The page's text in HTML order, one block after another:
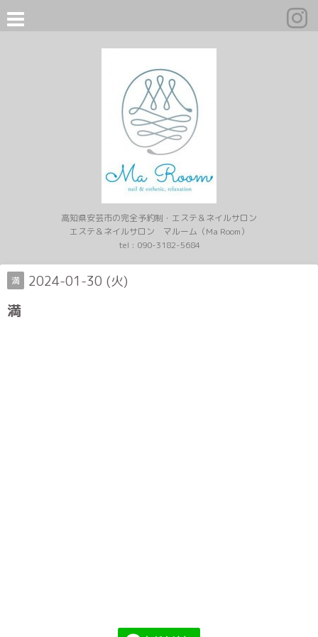
高知県安芸市の完全予約制・エステ＆ネイルサロン
エステ＆ネイルサロン マルーム（Ma Room）
tel : 090-3182-5684
満 2024-01-30 (火)
満